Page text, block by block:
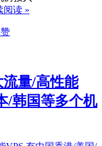
阅读 »
量/高性能
/韩国等多个机